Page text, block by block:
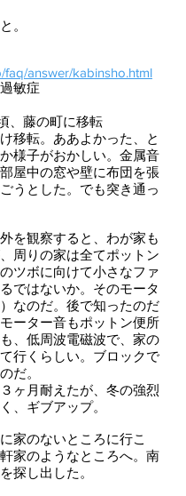
。
faq/answer/kabinsho.html
敏症
、藤の町に移転
移転。ああよかった、と
様子がおかしい。金属音
屋中の窓や壁に布団を張
うとした。でも突き通っ
を観察すると、わが家も
周りの家は全てポットン
ツボに向けて小さなファ
ではないか。そのモータ
なのだ。後で知ったのだ
ーター音もポットン便所
、低周波電磁波で、家の
行くらしい。ブロックで
だ。
ヶ月耐えたが、冬の強烈
、ギブアップ。
家のないところに行こ
家のようなところへ。南
探し出した。